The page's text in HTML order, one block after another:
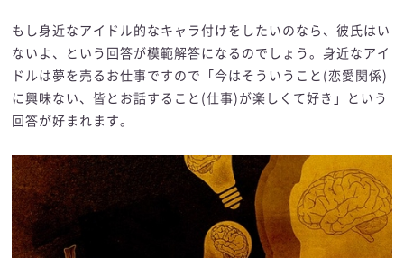
もし身近なアイドル的なキャラ付けをしたいのなら、彼氏はい
ないよ、という回答が模範解答になるのでしょう。身近なアイ
ドルは夢を売るお仕事ですので「今はそういうこと(恋愛関係)
に興味ない、皆とお話すること(仕事)が楽しくて好き」という
回答が好まれます。